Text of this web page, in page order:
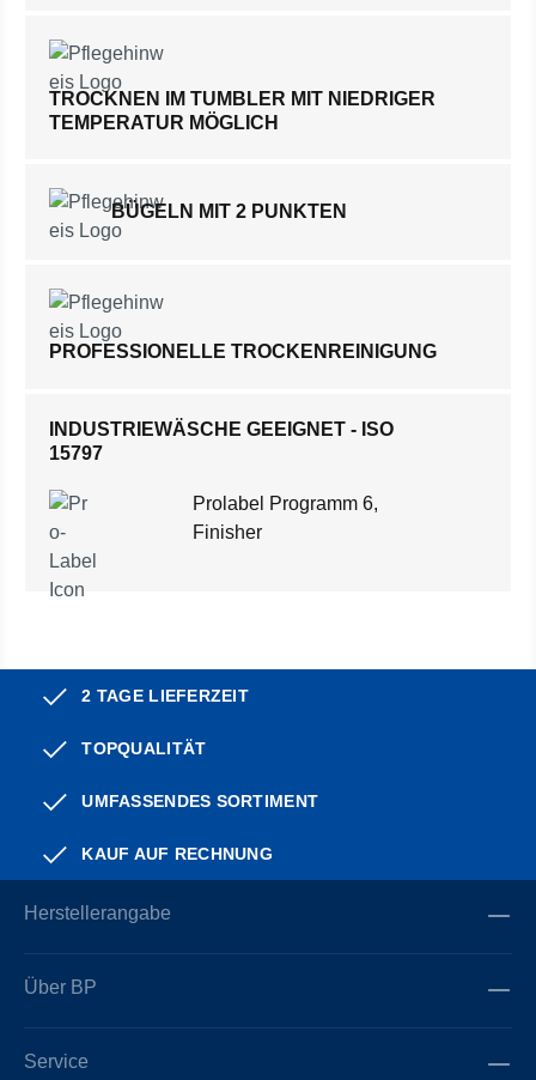
TROCKNEN IM TUMBLER MIT NIEDRIGER
TEMPERATUR MÖGLICH
BÜGELN MIT 2 PUNKTEN
PROFESSIONELLE TROCKENREINIGUNG
INDUSTRIEWÄSCHE GEEIGNET - ISO
15797
Prolabel Programm 6,
Finisher
2 TAGE LIEFERZEIT
TOPQUALITÄT
UMFASSENDES SORTIMENT
KAUF AUF RECHNUNG
Herstellerangabe
Über BP
Service